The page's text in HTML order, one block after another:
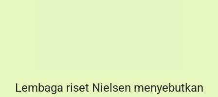
menggunakan layanan pesan-antar